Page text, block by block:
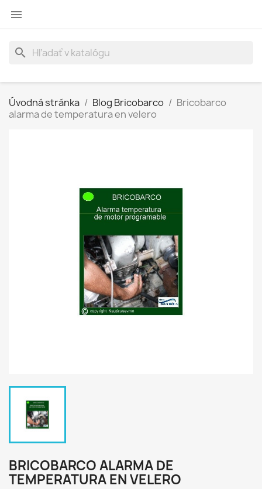

search
Úvodná stránka Blog Bricobarco
Bricobarco
alarma de temperatura en velero
BRICOBARCO ALARMA DE
TEMPERATURA EN VELERO